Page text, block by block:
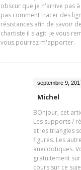
obscur que je n'arrive pas
pas comment tracer des
résistances afin de savoir
chartiste il s'agit. je vous
vous pourrez m'apporter.
septembre 9,
Michel
BOnjour, cet
Les supports /
et les triangles
figures. Les
anecdotiques.
gratuitement
cours sur ce